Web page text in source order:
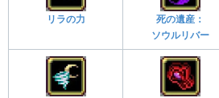
リラの力
死の遺産：
ソウルリバー